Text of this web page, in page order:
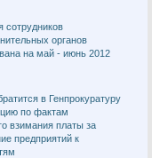
сотрудников
органов
на май - июнь 2012
в Генпрокуратуру
по фактам
взимания платы за
предприятий к